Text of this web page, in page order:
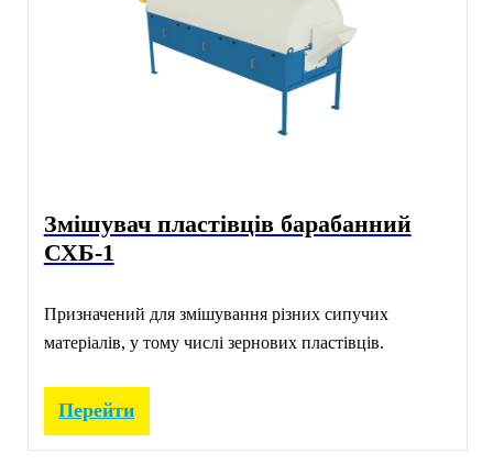
Змішувач пластівців барабанний
СХБ-1
Призначений для змішування різних сипучих
матеріалів, у тому числі зернових пластівців.
Перейти